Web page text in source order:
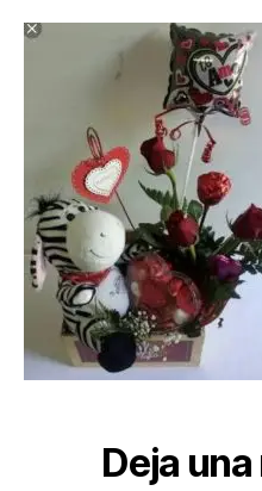
Deja